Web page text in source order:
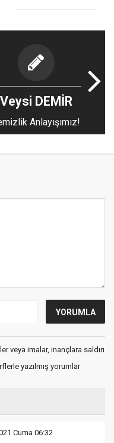
Veysi DEMİR
Anlayışımız!
veya imalar, inançlara saldırı
yazılmış yorumlar
Cuma 06:32